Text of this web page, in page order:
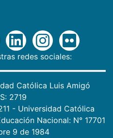
redes sociales:
Católica Luis Amigó
2719
- Universidad Católica
Nacional: N° 17701
9 de 1984